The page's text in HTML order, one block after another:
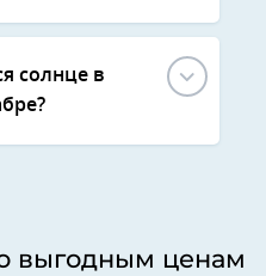
солнце в
выгодным ценам